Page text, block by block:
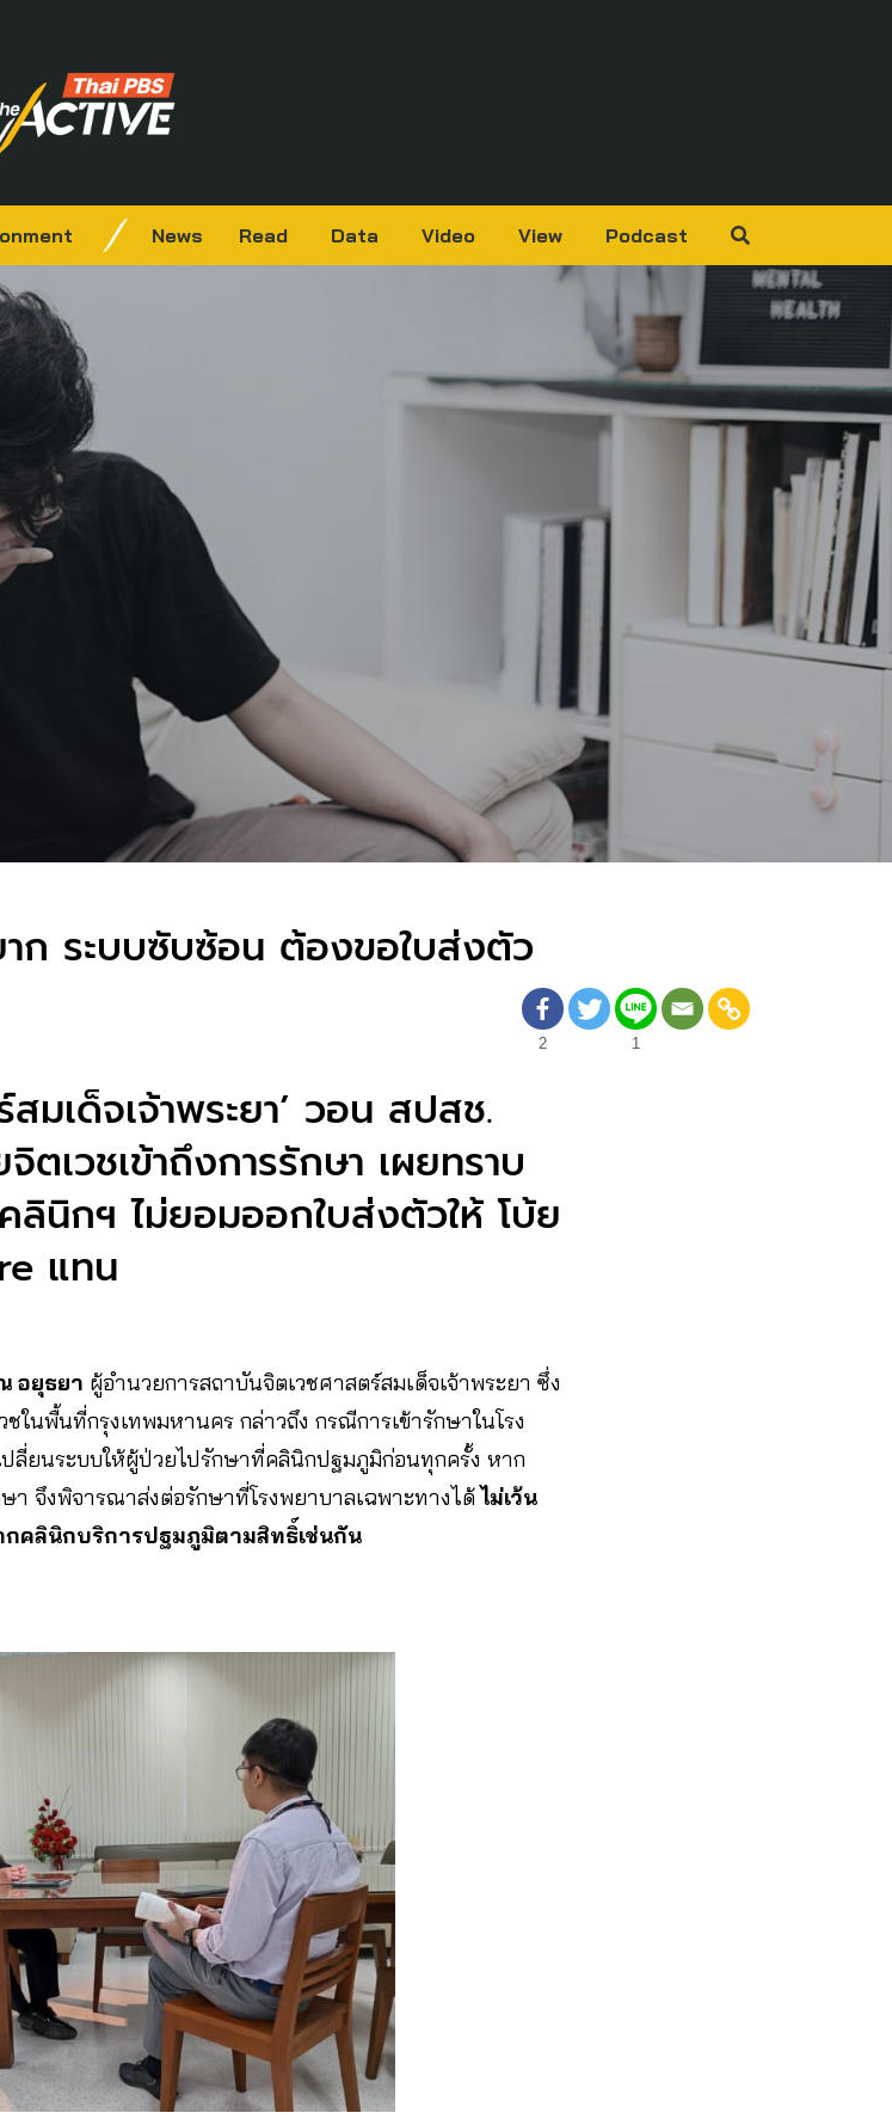
News Read Data Video View Podcast
ก ระบบซับซ้อน ต้องขอใบส่งตัว
2
1
มเด็จเจ้าพระยา’ วอน สปสช.
เวชเข้าถึงการรักษา เผยทราบ
นิกฯ ไม่ยอมออกใบส่งตัวให้ โบ้ย
แทน
อยุธยา ผู้อำนวยการสถาบันจิตเวชศาสตร์สมเด็จเจ้าพระยา ซึ่ง
ในพื้นที่กรุงเทพมหานคร กล่าวถึง กรณีการเข้ารักษาในโรง
ลี่ยนระบบให้ผู้ป่วยไปรักษาที่คลินิกปฐมภูมิก่อนทุกครั้ง หาก
จึงพิจารณาส่งต่อรักษาที่โรงพยาบาลเฉพาะทางได้ไม่เว้น
กคลินิกบริการปฐมภูมิตามสิทธิ์เช่นกัน